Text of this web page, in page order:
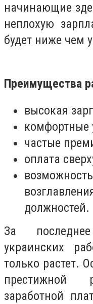
начинающие
неплохую
будет ниже чем
Преимущества
высокая
комфортные
частые
оплата
должностей.
За
украинских
только растет.
заработной